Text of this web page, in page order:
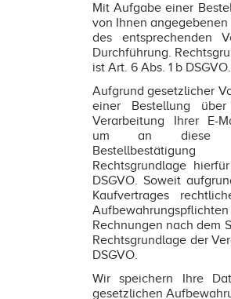
Mit Aufgabe einer
von Ihnen
des entsprechenden
Durchführung.
ist Art. 6 Abs. 1 b DSGVO.
Aufgrund gesetzlicher
einer Bestellung
Verarbeitung Ihrer E-
um an diese
Rechtsgrundlage
DSGVO. Soweit
Kaufvertrages
Rechnungen nach dem
Rechtsgrundlage der
DSGVO.
Wir speichern Ihre
gesetzlichen